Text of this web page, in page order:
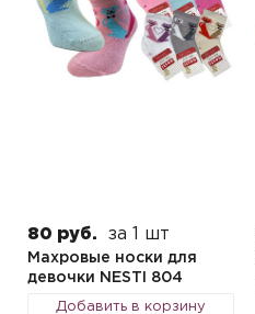
80 руб. за 1 шт
Махровые носки для
девочки NESTI 804
Добавить в корзину